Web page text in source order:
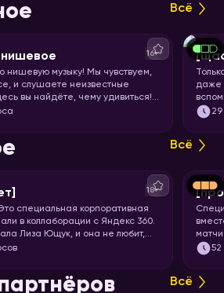
Всё
16+
нишевую музыку! Мы чувствуем,
и слушаете неизвестные
вы найдёте, чему удивиться!
непопулярную музыку
даже
29
Всё
18+
специальная корпоративная
в коллаборации с Яндекс 360.
Лиза Ющук, и она не любит,
задачку в долгий ящик. Так что
5 раундов вопросов на разные
поможет слаженная работа.
52
Всё